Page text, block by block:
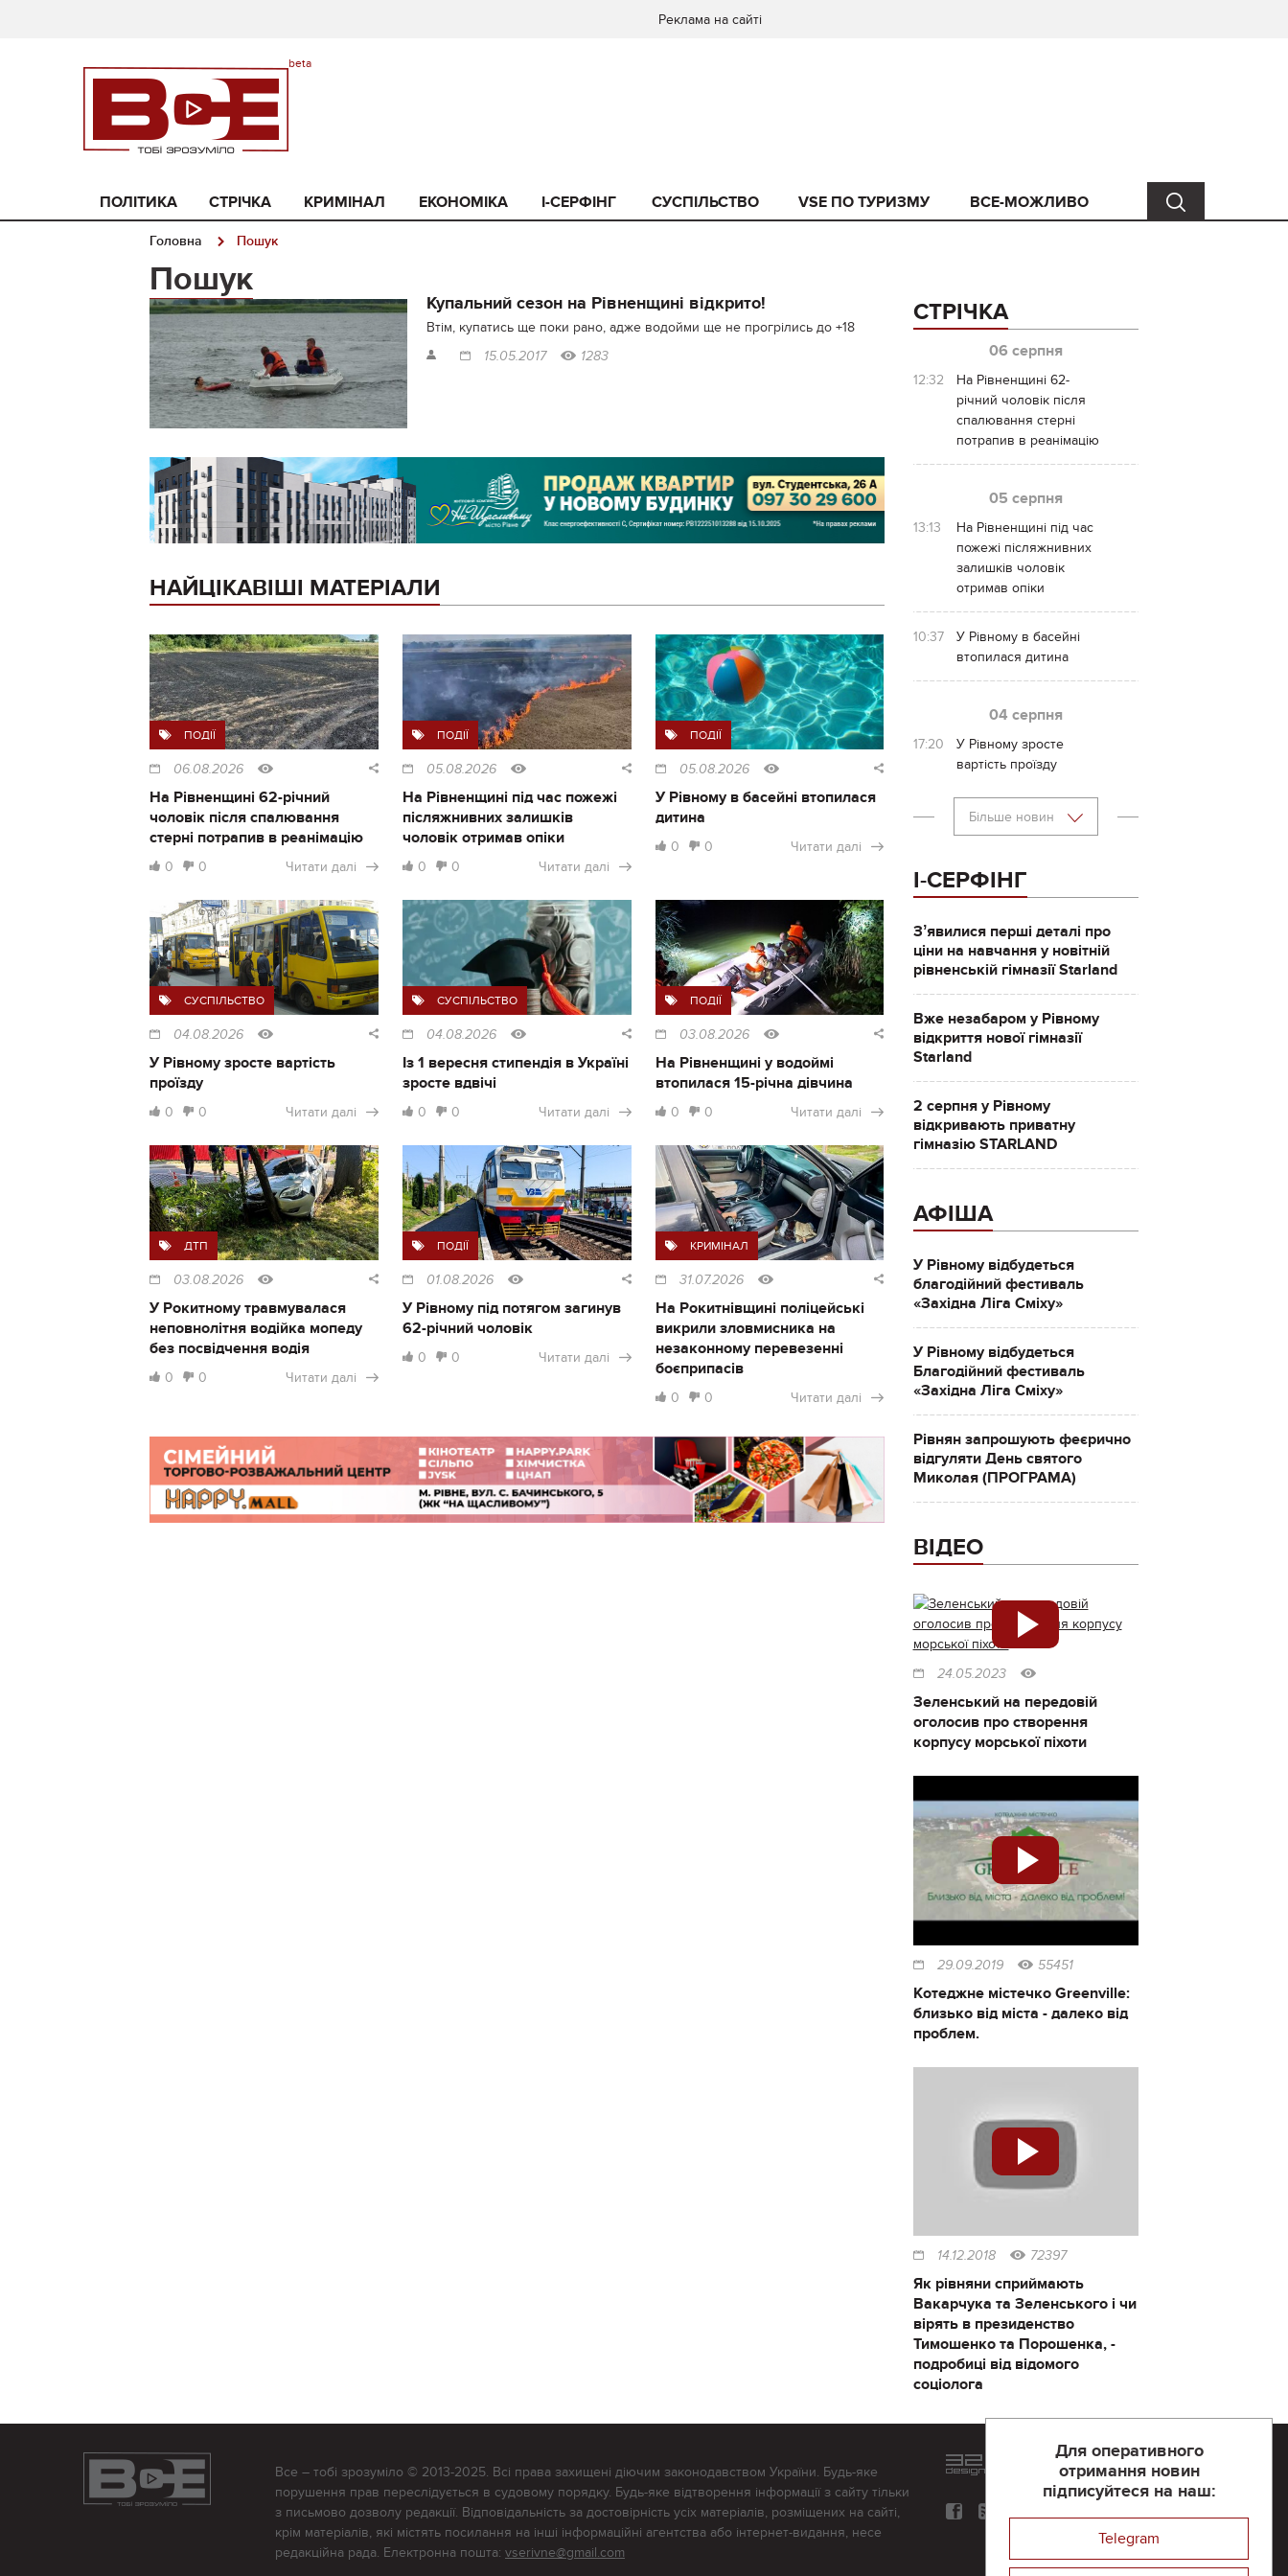
Реклама на сайті
ПОЛІТИКА СТРІЧКА КРИМІНАЛ ЕКОНОМІКА I-СЕРФІНГ СУСПІЛЬСТВО VSE ПО ТУРИЗМУ ВСЕ-МОЖЛИВО
Головна Пошук
Пошук
Купальний сезон на Рівненщині відкрито!
Втім, купатись ще поки рано, адже водойми ще не прогрілись до +18
15.05.2017 1283
НАЙЦІКАВІШІ МАТЕРІАЛИ
ПОДІЇ
06.08.2026
На Рівненщині 62-річний
чоловік після спалювання
стерні потрапив в реанімацію
0 0 Читати далі
ПОДІЇ
05.08.2026
На Рівненщині під час пожежі
післяжнивних залишків
чоловік отримав опіки
0 0 Читати далі
ПОДІЇ
05.08.2026
У Рівному в басейні втопилася
дитина
0 0 Читати далі
СУСПІЛЬСТВО
04.08.2026
У Рівному зросте вартість
проїзду
0 0 Читати далі
СУСПІЛЬСТВО
04.08.2026
Із 1 вересня стипендія в Україні
зросте вдвічі
0 0 Читати далі
ПОДІЇ
03.08.2026
На Рівненщині у водоймі
втопилася 15-річна дівчина
0 0 Читати далі
ДТП
03.08.2026
У Рокитному травмувалася
неповнолітня водійка мопеду
без посвідчення водія
0 0 Читати далі
ПОДІЇ
01.08.2026
У Рівному під потягом загинув
62-річний чоловік
0 0 Читати далі
КРИМІНАЛ
31.07.2026
На Рокитнівщині поліцейські
викрили зловмисника на
незаконному перевезенні
боєприпасів
0 0 Читати далі
СТРІЧКА
06 серпня
12:32
На Рівненщині 62-
річний чоловік після
спалювання стерні
потрапив в реанімацію
05 серпня
13:13
На Рівненщині під час
пожежі післяжнивних
залишків чоловік
отримав опіки
10:37
У Рівному в басейні
втопилася дитина
04 серпня
17:20
У Рівному зросте
вартість проїзду
Більше новин
І-СЕРФІНГ
Зʼявилися перші деталі про
ціни на навчання у новітній
рівненській гімназії Starland
Вже незабаром у Рівному
відкриття нової гімназії
Starland
2 серпня у Рівному
відкривають приватну
гімназію STARLAND
АФІША
У Рівному відбудеться
благодійний фестиваль
«Західна Ліга Сміху»
У Рівному відбудеться
Благодійний фестиваль
«Західна Ліга Сміху»
Рівнян запрошують феєрично
відгуляти День святого
Миколая (ПРОГРАМА)
ВІДЕО
24.05.2023
Зеленський на передовій
оголосив про створення
корпусу морської піхоти
29.09.2019 55451
Котеджне містечко Greenville:
близько від міста - далеко від
проблем.
14.12.2018 72397
Як рівняни сприймають
Вакарчука та Зеленського і чи
вірять в президенство
Тимошенко та Порошенка, -
подробиці від відомого
соціолога
Для оперативного
отримання новин
підписуйтеся на наш:
Telegram
Все – тобі зрозуміло © 2013-2025. Всі права захищені діючим законодавством України. Будь-яке
порушення прав переслідується в судовому порядку. Будь-яке відтворення інформації з сайту тільки
з письмово дозволу редакції. Відповідальність за достовірність усіх матеріалів, розміщених на сайті,
крім матеріалів, які містять посилання на інші інформаційні агентства або інтернет-видання, несе
редакційна рада. Електронна пошта: vserivne@gmail.com
Розроблений та підтримується
компанії 32х32